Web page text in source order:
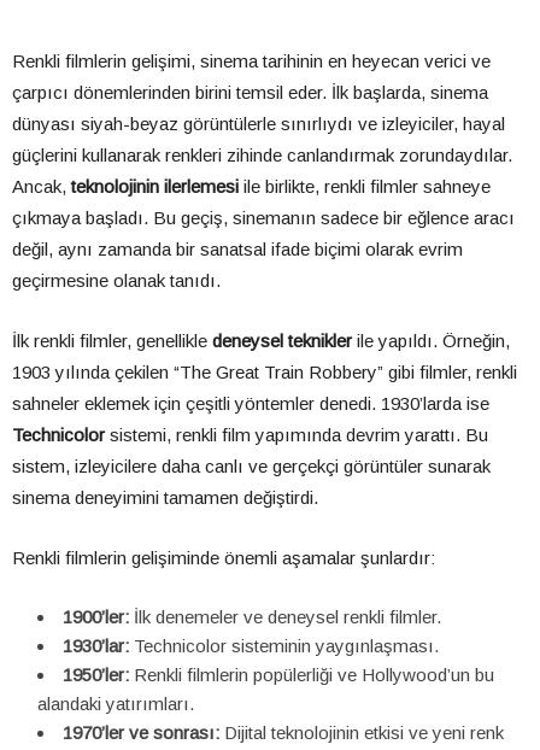
Renkli filmlerin gelişimi, sinema tarihinin en heyecan verici ve
çarpıcı dönemlerinden birini temsil eder. İlk başlarda, sinema
dünyası siyah-beyaz görüntülerle sınırlıydı ve izleyiciler, hayal
güçlerini kullanarak renkleri zihinde canlandırmak zorundaydılar.
Ancak,teknolojinin ilerlemesi ile birlikte, renkli filmler sahneye
çıkmaya başladı. Bu geçiş, sinemanın sadece bir eğlence aracı
değil, aynı zamanda bir sanatsal ifade biçimi olarak evrim
geçirmesine olanak tanıdı.
İlk renkli filmler, genellikle deneysel tekniklerile yapıldı. Örneğin,
1903 yılında çekilen “The Great Train Robbery” gibi filmler, renkli
sahneler eklemek için çeşitli yöntemler denedi. 1930’larda ise
Technicolorsistemi, renkli film yapımında devrim yarattı. Bu
sistem, izleyicilere daha canlı ve gerçekçi görüntüler sunarak
sinema deneyimini tamamen değiştirdi.
Renkli filmlerin gelişiminde önemli aşamalar şunlardır:
1900’ler: İlk denemeler ve deneysel renkli filmler.
1930’lar: Technicolor sisteminin yaygınlaşması.
1950’ler: Renkli filmlerin popülerliği ve Hollywood’un bu
alandaki yatırımları.
1970’ler ve sonrası: Dijital teknolojinin etkisi ve yeni renk